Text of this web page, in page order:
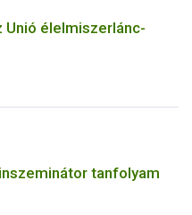
Unió élelmiszerlánc-
tanfolyam